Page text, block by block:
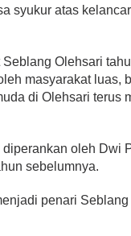
syukur atas
Olehsari
masyarakat luas,
di Olehsari terus
oleh Dwi
sebelumnya.
penari